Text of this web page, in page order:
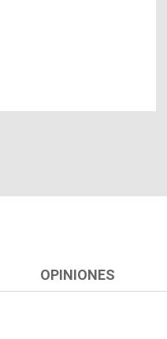
OPINIONES